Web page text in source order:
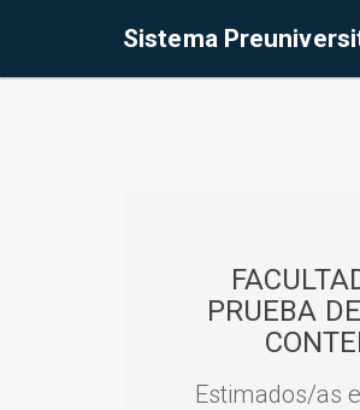
Sistema
PRUEBA
Estimados/as